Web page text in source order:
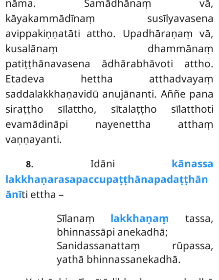
nāma. Samādhānaṃ vā,
kāyakammādīnaṃ susīlyavasena
avippakiṇṇatāti attho. Upadhāraṇaṃ vā,
kusalānaṃ dhammānaṃ
patiṭṭhānavasena ādhārabhāvoti attho.
Etadeva hettha atthadvayaṃ
saddalakkhaṇavidū anujānanti. Aññe pana
siraṭṭho sīlattho, sītalaṭṭho sīlatthoti
evamādināpi nayenettha atthaṃ
vaṇṇayanti.
8. Idāni kānassa
lakkhaṇarasapaccupaṭṭhānapadaṭṭhān
ānīti ettha –
Sīlanaṃ lakkhaṇaṃ tassa,
bhinnassāpi anekadhā;
Sanidassanattaṃ rūpassa,
yathā bhinnassanekadhā.